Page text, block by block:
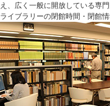
え、広く一般に開放している専
ライブラリーの閉館時間・閉館情